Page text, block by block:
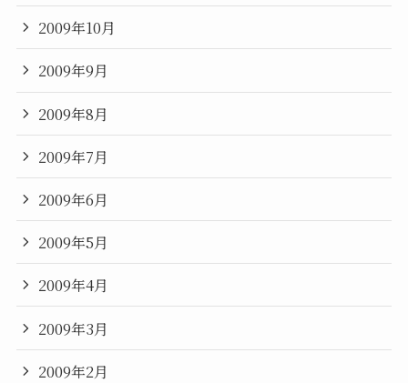
2009年10月
2009年9月
2009年8月
2009年7月
2009年6月
2009年5月
2009年4月
2009年3月
2009年2月